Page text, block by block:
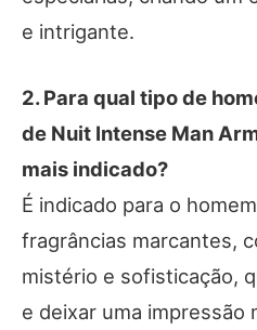
e intrigante.
2. Para qual tipo de
de Nuit Intense Man
mais indicado?
É indicado para o
fragrâncias marcantes,
mistério e sofisticação,
e deixar uma impressão